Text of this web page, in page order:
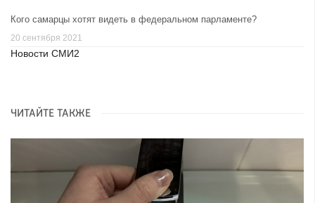
Кого самарцы хотят видеть в федеральном парламенте?
20 сентября 2021
Новости СМИ2
ЧИТАЙТЕ ТАКЖЕ